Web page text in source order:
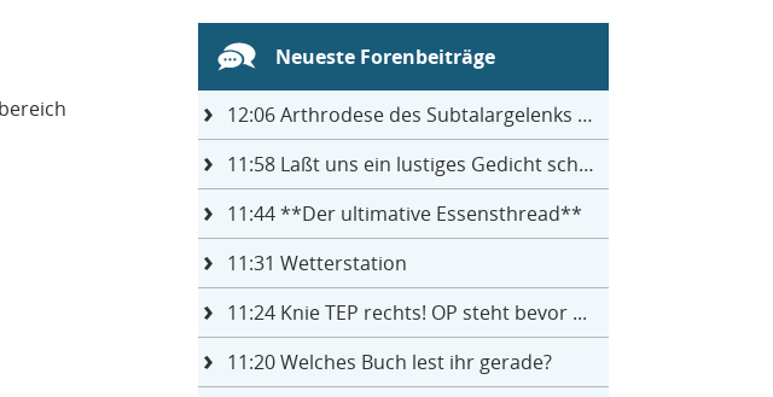
Neueste Forenbeiträge
12:06Arthrodese des Subtalargelenks mit 27
11:58Laßt uns ein lustiges Gedicht schreiben- jeder einen Satz
11:44**Der ultimative Essensthread**
11:31 Wetterstation
11:24Knie TEP rechts! OP steht bevor ...
11:20Welches Buch lest ihr gerade?